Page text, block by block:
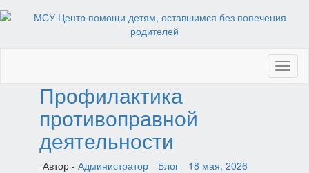
Профилактика
противоправной
деятельности
Автор - Администратор Блог 18 мая, 2026